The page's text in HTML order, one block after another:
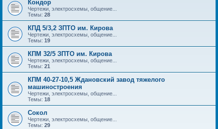
Кондор
Чертежи, электросхемы, общение...
Темы: 28
КПД 5/3,2 ЗПТО им. Кирова
Чертежи, электросхемы, общение...
Темы: 19
КПМ 32/5 ЗПТО им. Кирова
Чертежи, электросхемы, общение...
Темы: 21
КПМ 40-27-10,5 Ждановский завод тяжелого
машиностроения
Чертежи, электросхемы, общение...
Темы: 18
Сокол
Чертежи, электросхемы, общение...
Темы: 29